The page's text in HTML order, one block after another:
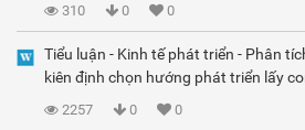
310 0 0
Tiểu luận - Kinh tế phát triển - Phân
kiên định chọn hướng phát triển lấy
2257 0 0